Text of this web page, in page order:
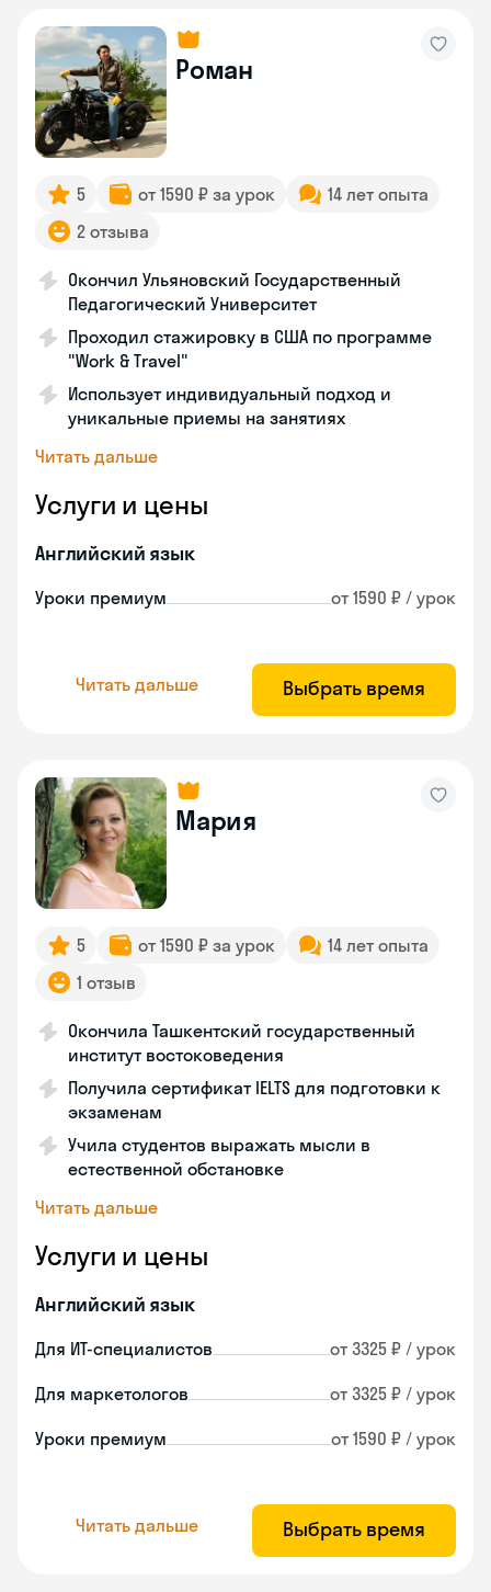
Роман
5 от 1590 ₽ за урок
14 лет опыта
2 отзыва
Окончил Ульяновский Государственный
Педагогический Университет
Проходил стажировку в США по программе
"Work & Travel"
Использует индивидуальный подход и
уникальные приемы на занятиях
Читать дальше
Услуги и цены
Английский язык
Уроки премиум от 1590 ₽ / урок
Читать дальше Выбрать время
Мария
5 от 1590 ₽ за урок
14 лет опыта
1 отзыв
Окончила Ташкентский государственный
институт востоковедения
Получила сертификат IELTS для подготовки к
экзаменам
Учила студентов выражать мысли в
естественной обстановке
Читать дальше
Услуги и цены
Английский язык
Для ИТ-специалистов от 3325 ₽ / урок
Для маркетологов от 3325 ₽ / урок
Уроки премиум от 1590 ₽ / урок
Читать дальше Выбрать время